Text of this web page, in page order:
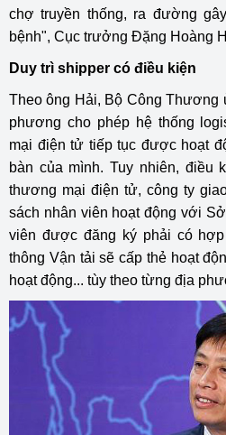
chợ truyền thống, ra đường
bệnh", Cục trưởng Đặng Hoàng
Duy trì shipper có điều kiện
Theo ông Hải, Bộ Công Thương
phương cho phép hệ thống
mại điện tử tiếp tục được hoạt
bàn của mình. Tuy nhiên, điều
thương mại điện tử, công ty
sách nhân viên hoạt động với
viên được đăng ký phải có
thông Vận tải sẽ cấp thẻ hoạt
hoạt động... tùy theo từng địa